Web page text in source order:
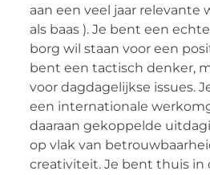
aan een veel jaar relevante
als baas ). Je bent een
borg wil staan voor een
bent een tactisch denker,
voor dagdagelijkse issues.
een internationale
daaraan gekoppelde
op vlak van
creativiteit. Je bent thuis in